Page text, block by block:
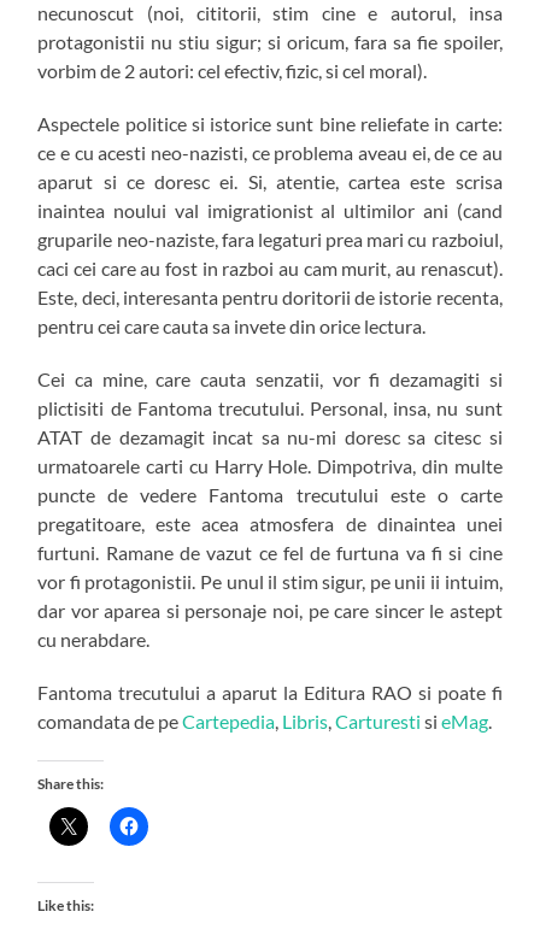
necunoscut (noi, cititorii, stim cine e autorul, insa
protagonistii nu stiu sigur; si oricum, fara sa fie spoiler,
vorbim de 2 autori: cel efectiv, fizic, si cel moral).
Aspectele politice si istorice sunt bine reliefate in carte:
ce e cu acesti neo-nazisti, ce problema aveau ei, de ce au
aparut si ce doresc ei. Si, atentie, cartea este scrisa
inaintea noului val imigrationist al ultimilor ani (cand
gruparile neo-naziste, fara legaturi prea mari cu razboiul,
caci cei care au fost in razboi au cam murit, au renascut).
Este, deci, interesanta pentru doritorii de istorie recenta,
pentru cei care cauta sa invete din orice lectura.
Cei ca mine, care cauta senzatii, vor fi dezamagiti si
plictisiti de Fantoma trecutului. Personal, insa, nu sunt
ATAT de dezamagit incat sa nu-mi doresc sa citesc si
urmatoarele carti cu Harry Hole. Dimpotriva, din multe
puncte de vedere Fantoma trecutului este o carte
pregatitoare, este acea atmosfera de dinaintea unei
furtuni. Ramane de vazut ce fel de furtuna va fi si cine
vor fi protagonistii. Pe unul il stim sigur, pe unii ii intuim,
dar vor aparea si personaje noi, pe care sincer le astept
cu nerabdare.
Fantoma trecutului a aparut la Editura RAO si poate fi
comandata de peCartepedia, Libris,Carturesti sieMag.
Share this:
Like this: